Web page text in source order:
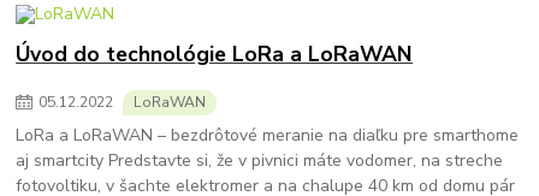
Úvod do technológie LoRa a LoRaWAN
05.12.2022 LoRaWAN
LoRa a LoRaWAN – bezdrôtové meranie na diaľku pre smarthome
aj smartcity Predstavte si, že v pivnici máte vodomer, na streche
fotovoltiku, v šachte elektromer a na chalupe 40 km od domu pár